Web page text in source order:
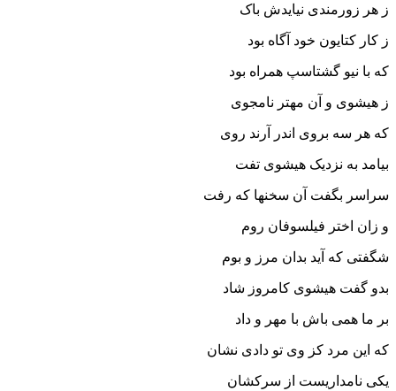
ز هر زورمندى نیایدش باک‏
ز کار کتایون خود آگاه بود
که با نیو گشتاسپ همراه بود
ز هیشوى و آن مهتر نامجوى
که هر سه بروى اندر آرند روى‏
بیامد به نزدیک هیشوى تفت
سراسر بگفت آن سخنها که رفت‏
و زان اختر فیلسوفان روم
شگفتى که آید بدان مرز و بوم‏
بدو گفت هیشوى کامروز شاد
بر ما همى باش با مهر و داد
که این مرد کز وى تو دادى نشان
یکى نامداریست از سرکشان‏